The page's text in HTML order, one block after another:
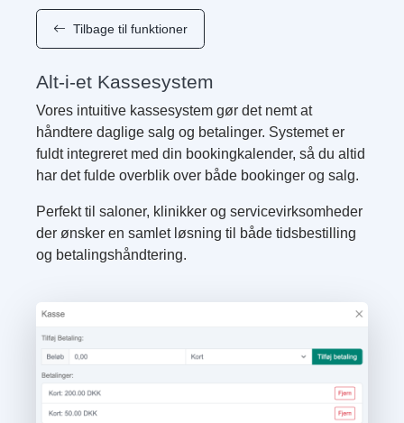
Tilbage til funktioner
Alt-i-et Kassesystem
Vores intuitive kassesystem gør det nemt at
håndtere daglige salg og betalinger. Systemet er
fuldt integreret med din bookingkalender, så du altid
har det fulde overblik over både bookinger og salg.
Perfekt til saloner, klinikker og servicevirksomheder
der ønsker en samlet løsning til både tidsbestilling
og betalingshåndtering.